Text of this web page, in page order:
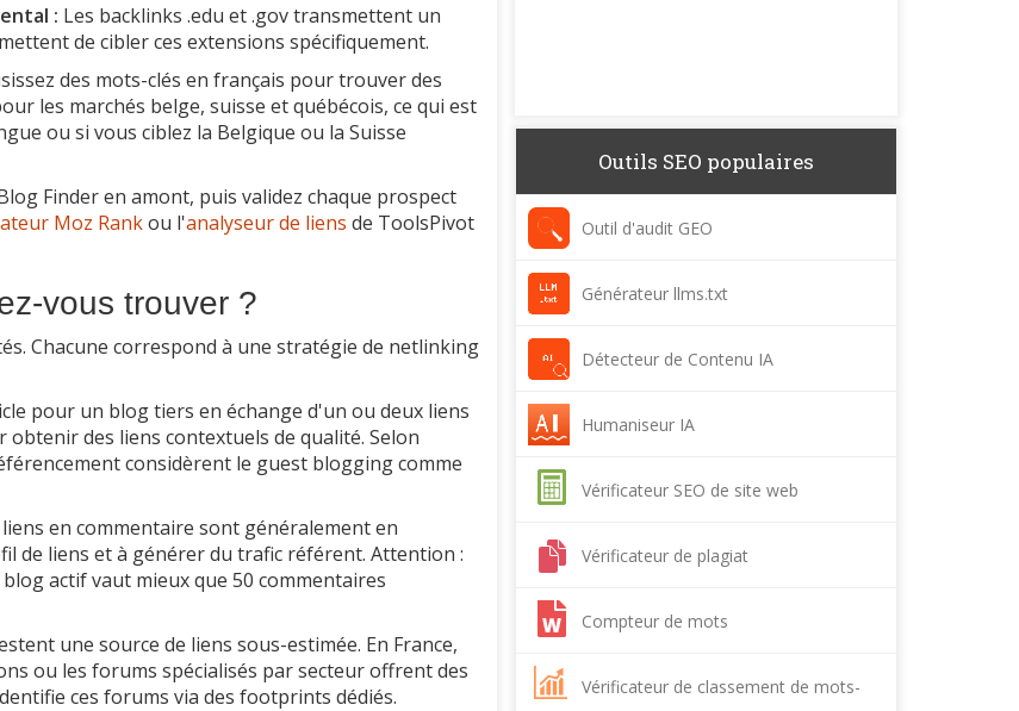
: Les backlinks .edu et .gov transmettent un
de cibler ces extensions spécifiquement.
des mots-clés en français pour trouver des
les marchés belge, suisse et québécois, ce qui est
ou si vous ciblez la Belgique ou la Suisse
Finder en amont, puis validez chaque prospect
Moz Rankou l'analyseur de liens de ToolsPivot
vous trouver ?
Chacune correspond à une stratégie de netlinking
pour un blog tiers en échange d'un ou deux liens
des liens contextuels de qualité. Selon
considèrent le guest blogging comme
liens en commentaire sont généralement en
de liens et à générer du trafic référent. Attention :
actif vaut mieux que 50 commentaires
une source de liens sous-estimée. En France,
ou les forums spécialisés par secteur offrent des
ces forums via des footprints dédiés.
Outils SEO populaires
Outil d'audit GEO
Générateur llms.txt
Détecteur de Contenu IA
Humaniseur IA
Vérificateur SEO de site web
Vérificateur de plagiat
Compteur de mots
Vérificateur de classement de mots-